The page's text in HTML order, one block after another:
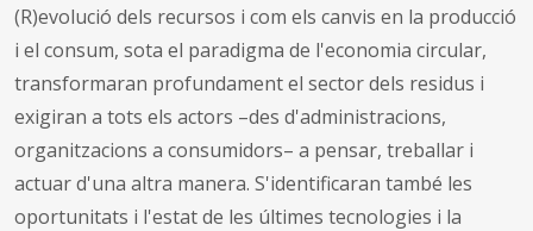
(R)evolució dels recursos i com els canvis en la producció
i el consum, sota el paradigma de l'economia circular,
transformaran profundament el sector dels residus i
exigiran a tots els actors –des d'administracions,
organitzacions a consumidors– a pensar, treballar i
actuar d'una altra manera. S'identificaran també les
oportunitats i l'estat de les últimes tecnologies i la